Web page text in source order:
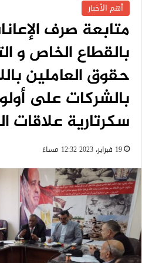
أهم الأخبار
متابعة صرف
بالقطاع الخاص و
حقوق العاملين
بالشركات على
سكرتارية علاقات
19 فبراير، 2023 12:32 مساءً